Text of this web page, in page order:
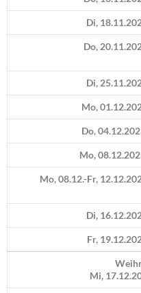
Di,
Do,
Di,
Mo,
Do,
Mo,
Mo, 08.12.-Fr,
Di,
Fr,
Mi,